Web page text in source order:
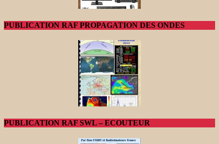
PUBLICATION RAF PROPAGATION DES ONDES
PUBLICATION RAF SWL – ECOUTEUR